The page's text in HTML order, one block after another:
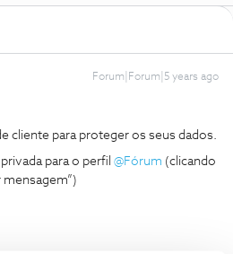
Forum|Forum|5 years ago
cliente para proteger os seus dados.
para o perfil @Fórum (clicando
mensagem”)